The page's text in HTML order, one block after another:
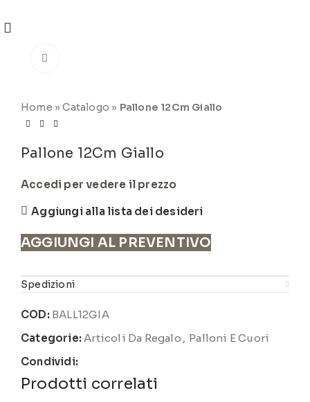
Home »Catalogo » Pallone 12Cm Giallo
Pallone 12Cm Giallo
Accedi per vedere il prezzo
Aggiungi alla lista dei desideri
AGGIUNGI AL PREVENTIVO
Spedizioni
COD: BALL12GIA
Categorie: Articoli Da Regalo , Palloni E Cuori
Condividi:
Prodotti correlati